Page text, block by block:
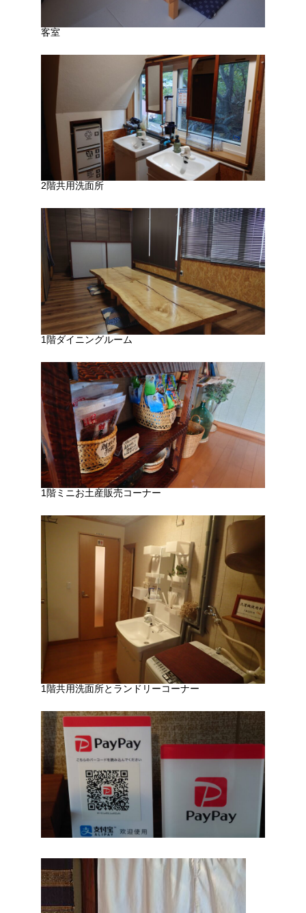
客室
2階共用洗面所
1階ダイニングルーム
1階ミニお土産販売コーナー
1階共用洗面所とランドリーコーナー